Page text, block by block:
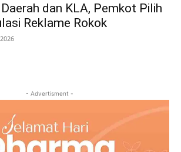
dan KLA, Pemkot Pilih
Reklame Rokok
- Advertisment -